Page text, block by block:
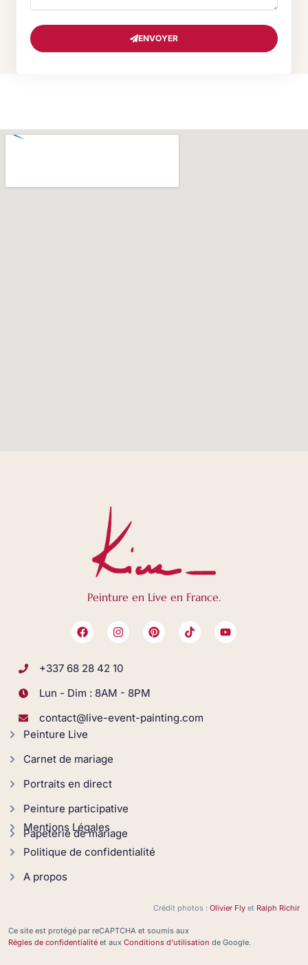
ENVOYER
Peinture en Live en France.
+337 68 28 42 10
Lun - Dim : 8AM - 8PM
contact@live-event-painting.com
Peinture Live
Carnet de mariage
Portraits en direct
Peinture participative
Papeterie de mariage
Mentions Légales
Politique de confidentialité
A propos
Crédit photos : Olivier Fly et Ralph Richir
Ce site est protégé par reCAPTCHA et soumis aux
Règles de confidentialité et aux Conditions d’utilisation de Google.